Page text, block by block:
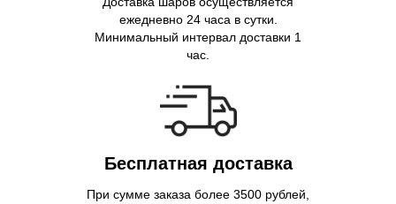
ежедневно 24 часа в сутки.
Минимальный интервал доставки 1
час.
При сумме заказа более 3500 рублей,
Бесплатная доставка